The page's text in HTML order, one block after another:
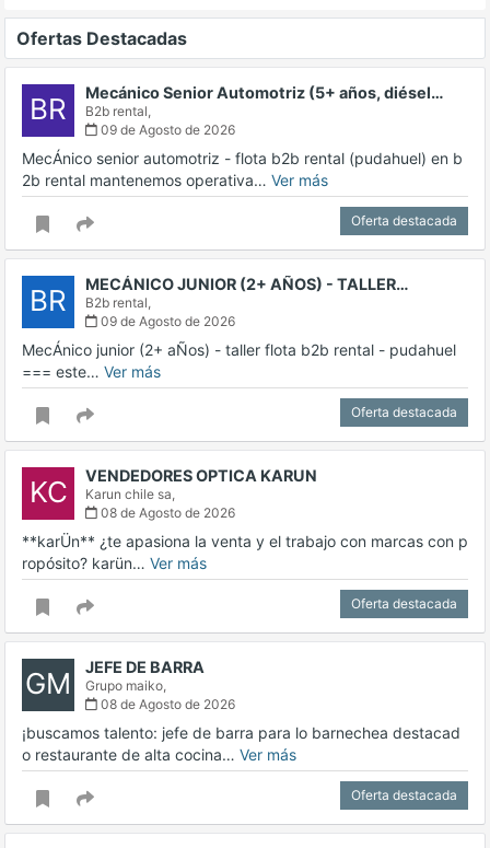
Ofertas Destacadas
BR Mecánico Senior Automotriz (5+ años, diésel…
B2b rental,
09 de Agosto de 2026
MecÁnico senior automotriz - flota b2b rental (pudahuel) en b
2b rental mantenemos operativa… Ver más
Oferta destacada
BR MECÁNICO JUNIOR (2+ AÑOS) - TALLER…
B2b rental,
09 de Agosto de 2026
MecÁnico junior (2+ aÑos) - taller flota b2b rental - pudahuel
=== este… Ver más
Oferta destacada
KC VENDEDORES OPTICA KARUN
Karun chile sa,
08 de Agosto de 2026
**karÜn** ¿te apasiona la venta y el trabajo con marcas con p
ropósito? karün… Ver más
Oferta destacada
GM JEFE DE BARRA
Grupo maiko,
08 de Agosto de 2026
¡buscamos talento: jefe de barra para lo barnechea destacad
o restaurante de alta cocina… Ver más
Oferta destacada